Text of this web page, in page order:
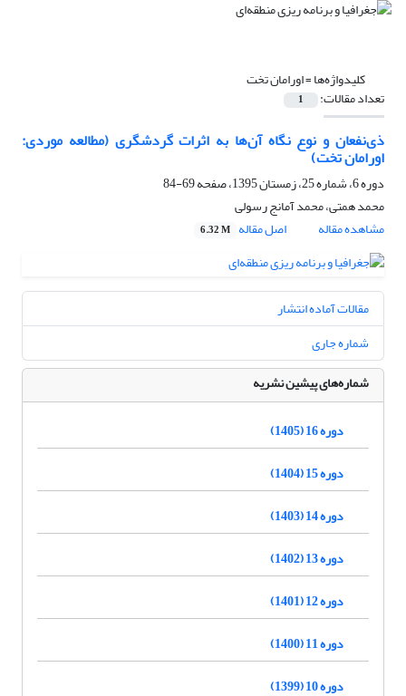
کلیدواژه‌ها =اورامان تخت
تعداد مقالات: 1
ذی‌نفعان و نوع نگاه آن‌ها به اثرات گردشگری (مطالعه موردی:
اورامان تخت)
دوره 6، شماره 25، زمستان 1395، صفحه
69-84
محمد همتی، محمد آمانج رسولی
مشاهده مقاله
اصل مقاله 6.32 M
مقالات آماده انتشار
شماره جاری
شماره‌های پیشین نشریه
دوره 16 (1405)
دوره 15 (1404)
دوره 14 (1403)
دوره 13 (1402)
دوره 12 (1401)
دوره 11 (1400)
دوره 10 (1399)